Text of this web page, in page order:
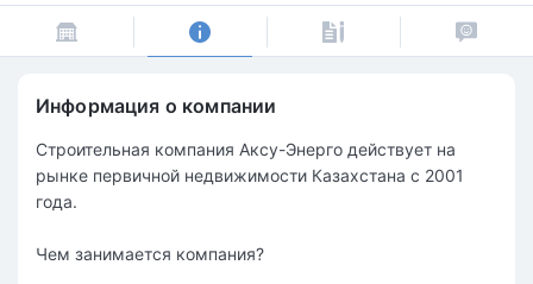
Информация о компании
Строительная компания Аксу-Энерго действует на
рынке первичной недвижимости Казахстана с 2001
года.
Чем занимается компания?